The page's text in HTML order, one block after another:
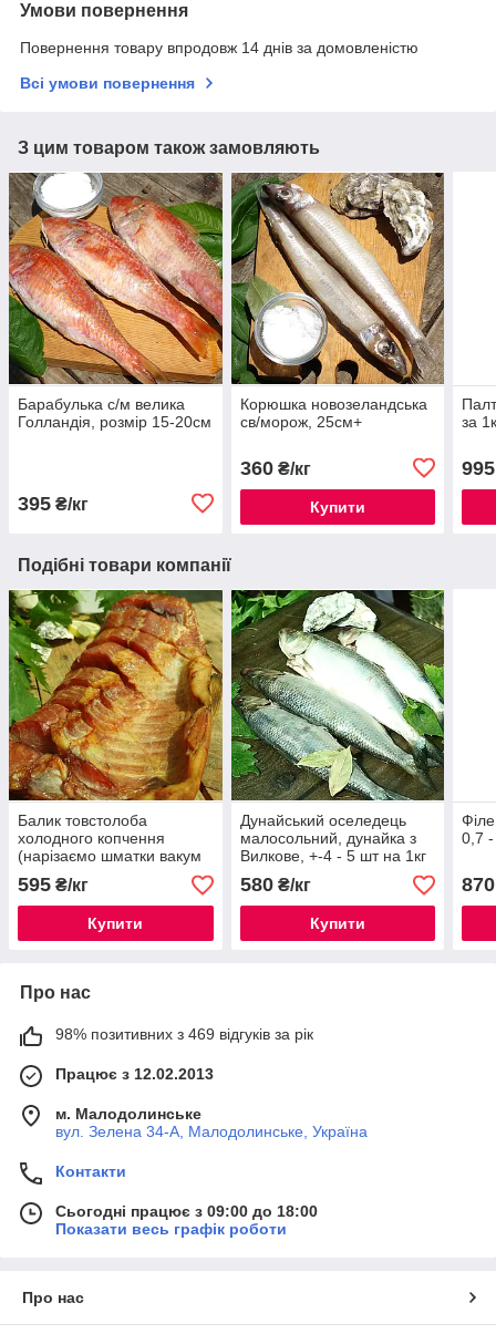
Умови повернення
Повернення товару впродовж 14 днів за домовленістю
Всі умови повернення
З цим товаром також замовляють
Барабулька с/м велика
Голландія, розмір 15-20см
395 ₴/кг
Корюшка новозеландська
св/морож, 25см+
360₴/кг
Купити
за
995
Подібні товари компанії
Балик товстолоба
холодного копчення
(нарізаємо шматки вакум
+- 0,5-0,7кг), ціна за 1кг
595 ₴/кг
Купити
Дунайський оселедець
малосольний, дунайка з
Вилкове, +-4 - 5 шт на 1кг
(патраний)
580₴/кг
Купити
0,7 -
870
Про нас
98% позитивних з 469 відгуків за рік
Працює з 12.02.2013
м. Малодолинське
вул. Зелена 34-А, Малодолинське, Україна
Контакти
Сьогодні працює з 09:00 до 18:00
Показати весь графік роботи
Про нас